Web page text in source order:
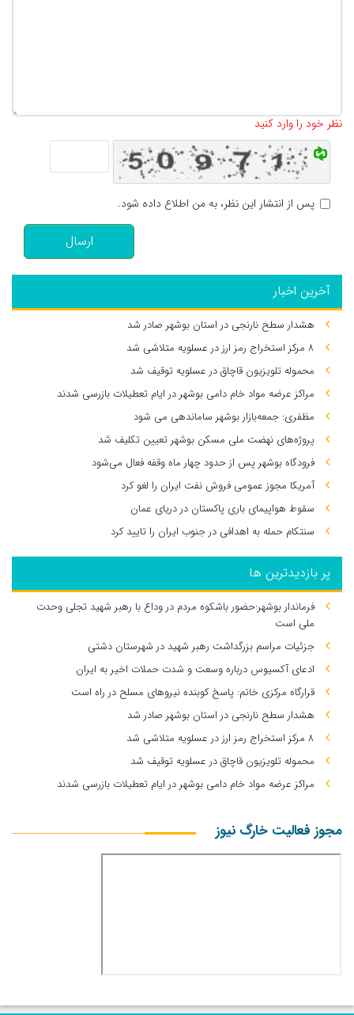
نظر خود را وارد کنید
پس از انتشار این نظر، به من اطلاع داده شود.
ارسال
آخرین اخبار
هشدار سطح نارنجی در استان بوشهر صادر شد
۸ مرکز استخراج رمز ارز در عسلویه متلاشی شد
محموله تلویزیون قاچاق در عسلویه توقیف شد
مراکز عرضه مواد خام دامی بوشهر در ایام تعطیلات بازرسی شدند
مظفری: جمعه‌بازار بوشهر ساماندهی می‌ شود
پروژه‌های نهضت ملی مسکن بوشهر تعیین تکلیف شد
فرودگاه بوشهر پس از حدود چهار ماه وقفه فعال می‌شود
آمریکا مجوز عمومی فروش نفت ایران را لغو کرد
سقوط هواپیمای باری پاکستان در دریای عمان
سنتکام حمله به اهدافی در جنوب ایران را تایید کرد
پر بازدیدترین ها
فرماندار بوشهر:حضور باشکوه مردم در وداع با رهبر شهید تجلی وحدت
ملی است
جزئیات مراسم بزرگداشت رهبر شهید در شهرستان دشتی
ادعای آکسیوس درباره وسعت و شدت حملات اخیر به ایران
قرارگاه مرکزی خاتم: پاسخ کوبنده نیروهای مسلح در راه است
هشدار سطح نارنجی در استان بوشهر صادر شد
۸ مرکز استخراج رمز ارز در عسلویه متلاشی شد
محموله تلویزیون قاچاق در عسلویه توقیف شد
مراکز عرضه مواد خام دامی بوشهر در ایام تعطیلات بازرسی شدند
مجوز فعالیت خارگ نیوز